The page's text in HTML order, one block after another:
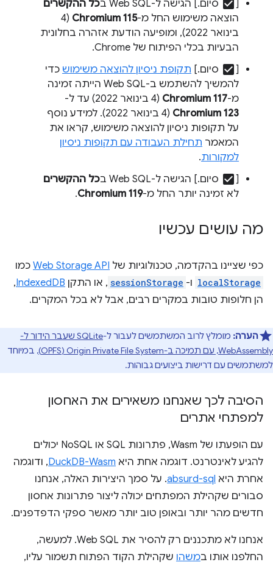
check_box סיום.] הגישה ל-Web SQL ב
כל ההקשרים
הוצאה משימוש החל מ-Chromium 115
(4
בינואר 2022), ומופיעה הודעת אזהרה בחלונית
הבעיות בכלי הפיתוח של Chrome.
[
check_box סיום.] תקופת ניסיון להוצאה משימוש כדי
להמשיך להשתמש ב-Web SQL הייתה זמינה
מ-Chromium 117 (4 בינואר 2022) עד ל-
Chromium 123
(4 בינואר 2022). למידע נוסף
על תקופות ניסיון להוצאה משימוש, קראו את
המאמר תחילת העבודה עם תקופות ניסיון
למקורות.
[
check_box סיום.] הגישה ל-Web SQL ב
כל ההקשרים
לא זמינה יותר החל מ-Chromium 119
.
מה עושים עכשיו
כפי שציינו בהקדמה, טכנולוגיות של Web Storage API כמו
localStorage ו- sessionStorage , או התקן IndexedDB
,
הן חלופות טובות במקרים רבים, אבל לא בכל המקרים.
הערה: מומלץ לרוב המשתמשים לעבור ל-
SQLite שעבר הידור ל-
WebAssembly, עם תמיכה ב-Origin Private File System‏ (OPFS)
, במיוחד
למשתמשים עם דרישות ביצועים גבוהות.
הסיבה לכך שאנחנו משאירים את האחסון
למפתחי אתרים
עם הופעתו של Wasm, פתרונות SQL או NoSQL יכולים
להגיע לאינטרנט. דוגמה אחת היא DuckDB-Wasm, ודוגמה
אחרת היא absurd-sql. על סמך היצירות האלה, אנחנו
סבורים שקהילת המפתחים יכולה ליצור פתרונות אחסון
חדשים מהר יותר ובאופן טוב יותר מאשר ספקי הדפדפנים.
אנחנו לא מתכננים רק להסיר את Web SQL. למעשה,
החלפנו אותו במשהו שקהילת הקוד הפתוח תשמור עליו,